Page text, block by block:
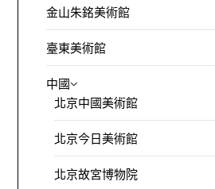
金山朱銘美術館
臺東美術館
中國
北京中國美術館
北京今日美術館
北京故宮博物院